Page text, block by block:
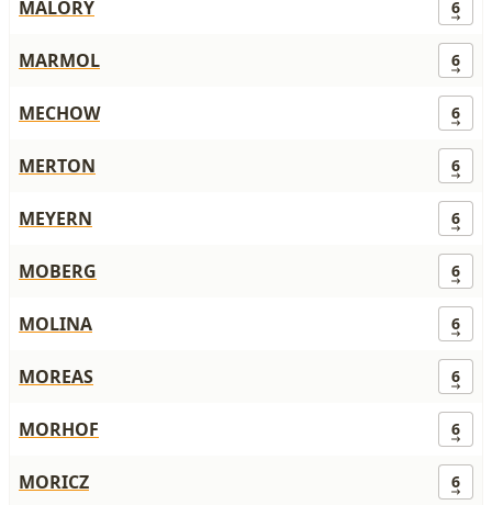
MALORY 6
MARMOL 6
MECHOW 6
MERTON 6
MEYERN 6
MOBERG 6
MOLINA 6
MOREAS 6
MORHOF 6
MORICZ 6